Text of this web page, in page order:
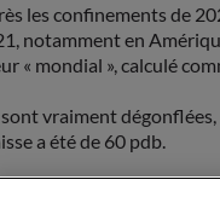
les confinements de
notamment en
« mondial », calculé
vraiment
a été de 60 pdb.
de l’inflation n’est